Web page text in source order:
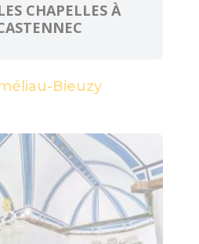
CHAPELLES À
Bieuzy